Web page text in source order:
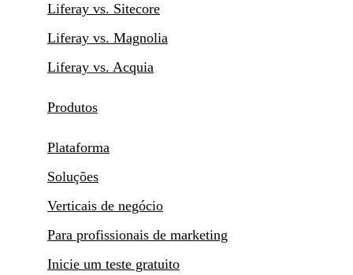
Liferay vs. Sitecore
Liferay vs. Magnolia
Liferay vs. Acquia
Produtos
Plataforma
Soluções
Verticais de negócio
Para profissionais de marketing
Inicie um teste gratuito